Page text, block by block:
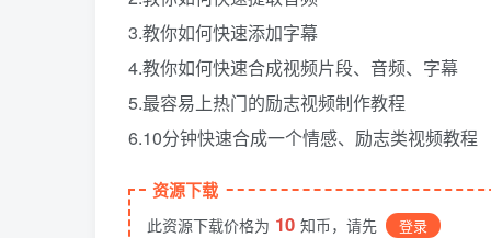
3.教你如何快速添加字幕
4.教你如何快速合成视频片段、音频、字幕
5.最容易上热门的励志视频制作教程
6.10分钟快速合成一个情感、励志类视频教程
资源下载
此资源下载价格为 10 知币，请先
登录